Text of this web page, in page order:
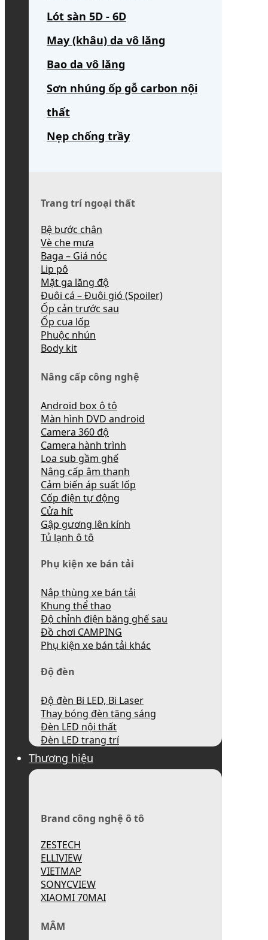
Lót sàn 5D - 6D
May (khâu) da vô lăng
Bao da vô lăng
Sơn nhúng ốp gỗ carbon nội
thất
Nẹp chống trầy
Trang trí ngoại thất
Bệ bước chân
Vè che mưa
Baga – Giá nóc
Lip pô
Mặt ga lăng độ
Đuôi cá – Đuôi gió (Spoiler)
Ốp cản trước sau
Ốp cua lốp
Phuộc nhún
Body kit
Nâng cấp công nghệ
Android box ô tô
Màn hình DVD android
Camera 360 độ
Camera hành trình
Loa sub gầm ghế
Nâng cấp âm thanh
Cảm biến áp suất lốp
Cốp điện tự động
Cửa hít
Gập gương lên kính
Tủ lạnh ô tô
Phụ kiện xe bán tải
Nắp thùng xe bán tải
Khung thể thao
Độ chỉnh điện băng ghế sau
Đồ chơi CAMPING
Phụ kiện xe bán tải khác
Độ đèn
Độ đèn Bi LED, Bi Laser
Thay bóng đèn tăng sáng
Đèn LED nội thất
Đèn LED trang trí
Thương hiệu
Brand công nghệ ô tô
ZESTECH
ELLIVIEW
VIETMAP
SONYCVIEW
XIAOMI 70MAI
MÂM